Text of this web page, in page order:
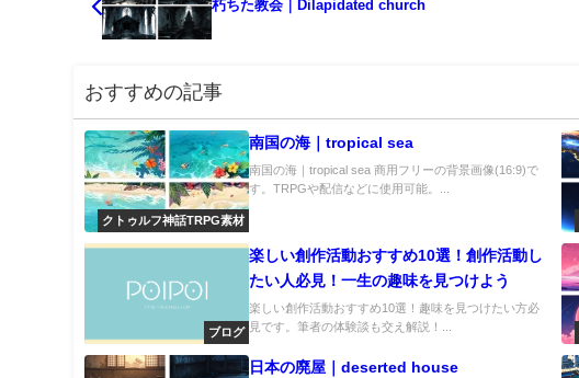
朽ちた教会｜Dilapidated church
おすすめの記事
クトゥルフ神話TRPG素材
南国の海｜tropical sea
南国の海｜tropical sea 商用フリーの背景画像(16:9)で
す。TRPGや配信などに使用可能。...
ブログ
楽しい創作活動おすすめ10選！創作活動し
たい人必見！一生の趣味を見つけよう
楽しい創作活動おすすめ10選！趣味を見つけたい方必
見です。筆者の体験談も交え解説！...
日本の廃屋｜deserted house